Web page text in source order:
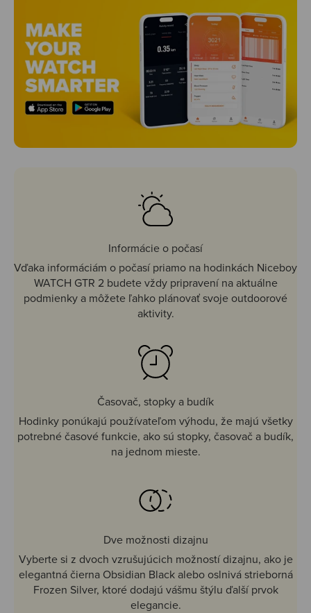
Informácie o počasí
Vďaka informáciám o počasí priamo na hodinkách Niceboy
WATCH GTR 2 budete vždy pripravení na aktuálne
podmienky a môžete ľahko plánovať svoje outdoorové
aktivity.
Časovač, stopky a budík
Hodinky ponúkajú používateľom výhodu, že majú všetky
potrebné časové funkcie, ako sú stopky, časovač a budík,
na jednom mieste.
Dve možnosti dizajnu
Vyberte si z dvoch vzrušujúcich možností dizajnu, ako je
elegantná čierna Obsidian Black alebo oslnivá strieborná
Frozen Silver, ktoré dodajú vášmu štýlu ďalší prvok
elegancie.